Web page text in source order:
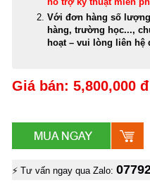
Với đơn hàng số
hàng, trường học...,
hoạt – vui lòng liên hệ
Giá bán: 5,800,000 đ
⚡ Tư vấn ngay qua Zalo: